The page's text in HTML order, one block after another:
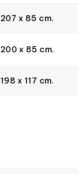
207 x 85 cm.
200 x 85 cm.
198 x 117 cm.